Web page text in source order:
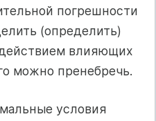
погрешности
(определить)
влияющих
можно пренебречь.
условия